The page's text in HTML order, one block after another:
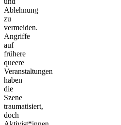
Ablehnung
zu
vermeiden.
Angriffe
auf
frühere
queere
Veranstaltungen
haben
die
Szene
traumatisiert,
doch